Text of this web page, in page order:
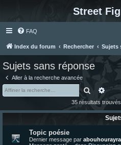
Street
FAQ
Index du forum Rechercher Sujets
Sujets sans réponse
Aller à la recherche avancée
35 résultats trouvés
Topic poésie
Dernier message par abouhourayra